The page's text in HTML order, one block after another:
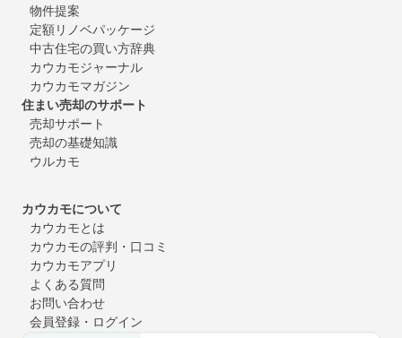
物件提案
定額リノベパッケージ
中古住宅の買い方辞典
カウカモジャーナル
カウカモマガジン
住まい売却のサポート
売却サポート
売却の基礎知識
ウルカモ
カウカモについて
カウカモとは
カウカモの評判・口コミ
カウカモアプリ
よくある質問
お問い合わせ
会員登録・ログイン